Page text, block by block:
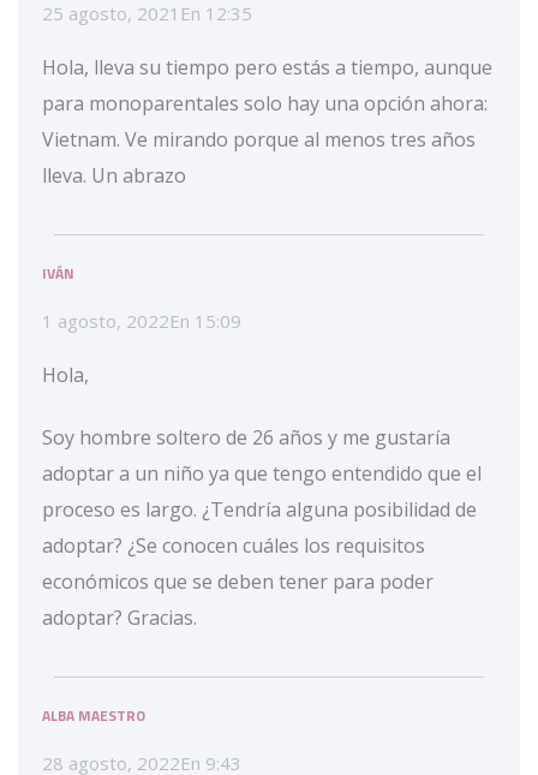
25 agosto, 2021 En 12:35
Hola, lleva su tiempo pero estás a tiempo, aunque
para monoparentales solo hay una opción ahora:
Vietnam. Ve mirando porque al menos tres años
lleva. Un abrazo
IVÁN
1 agosto, 2022En 15:09
Hola,
Soy hombre soltero de 26 años y me gustaría
adoptar a un niño ya que tengo entendido que el
proceso es largo. ¿Tendría alguna posibilidad de
adoptar? ¿Se conocen cuáles los requisitos
económicos que se deben tener para poder
adoptar? Gracias.
ALBA MAESTRO
28 agosto, 2022En 9:43